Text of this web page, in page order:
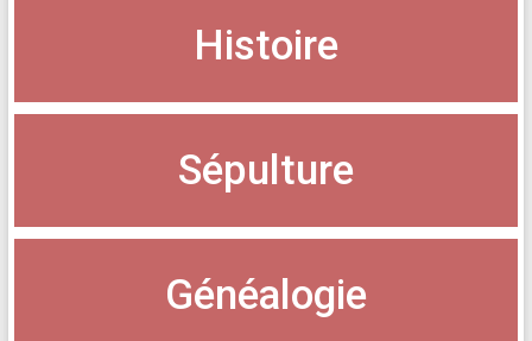
Histoire
Sépulture
Généalogie